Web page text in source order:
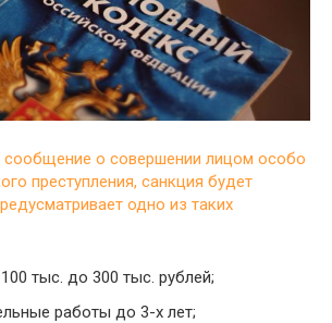
сообщение о совершении лицом особо
преступления, санкция будет
одно из таких
тыс. до 300 тыс. рублей;
работы до 3-х лет;